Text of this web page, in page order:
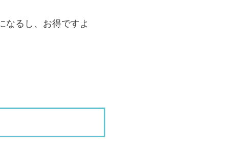
なるし、お得ですよ